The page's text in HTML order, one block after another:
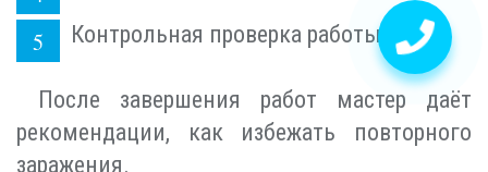
Контрольная проверка работы
После завершения работ мастер даёт
рекомендации, как избежать повторного
заражения.